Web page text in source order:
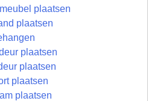
plaatsen
plaatsen
plaatsen
plaatsen
plaatsen
plaatsen